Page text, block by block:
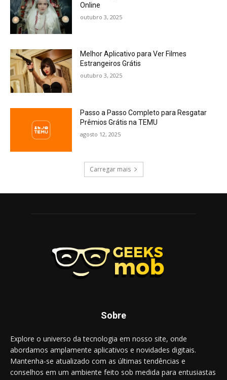
Online
outubro 3, 2025
Melhor Aplicativo para Ver Filmes
Estrangeiros Grátis
outubro 3, 2025
Passo a Passo Completo para Resgatar
Prêmios Grátis na TEMU
agosto 12, 2025
Carregar mais
Sobre
Explore o universo da tecnologia em nosso site, onde
abordamos amplamente aplicativos e novidades digitais.
Mantenha-se atualizado com as últimas tendências e
conselhos em um ambiente feito sob medida para entusiastas